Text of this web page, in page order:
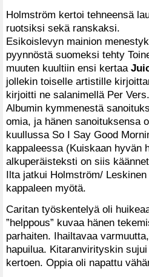
Holmström kertoi tehneensä
ruotsiksi sekä ranskaksi.
Esikoislevyn mainion
pyynnöstä suomeksi tehty
muuten kuultiin ensi kertaa
jollekin toiselle artistille
kirjoitti ne salanimellä Per Vers.
Albumin kymmenestä
omia, ja hänen sanoituksensa
kuullussa So I Say Good
kappaleessa (Kuiskaan hyvän
alkuperäisteksti on siis
Ilta jatkui Holmström/
kappaleen myötä.
Caritan työskentelyä oli
”helppous” kuvaa hänen
parhaiten. Ihailtavaa
hapuilua. Kitaranvirityskin
kertoen. Oppia oli napattu